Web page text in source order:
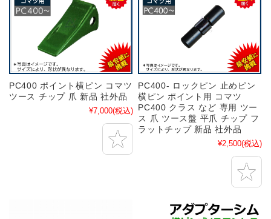
PC400 ポイント横ピン コマツ
ツース チップ 爪 新品 社外品
¥7,000(税込)
PC400- ロックピン 止めピン
横ピン ポイント用 コマツ
PC400 クラス など 専用 ツー
ス 爪 ツース盤 平爪 チップ フ
ラットチップ 新品 社外品
¥2,500(税込)